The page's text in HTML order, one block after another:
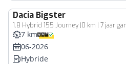
Dacia Bigster
1.8 Hybrid 155 Journey |0 km | 7 jaar
7 km
06-2026
Hybride